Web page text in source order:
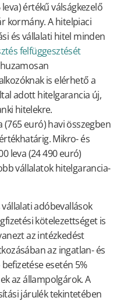
értékű válságkezelő
kormány. A hitelpiaci
és vállalati hitel minden
felfüggesztését
is elérhető a
adott hitelgarancia új,
hitelekre.
(765 euró) havi összegben
Mikro- és
leva (24 490 euró)
vállalatok hitelgarancia-
adóbevallások
kötelezettséget is
az intézkedést
az ingatlan- és
esetén 5%
az állampolgárok. A
járulék tekintetében